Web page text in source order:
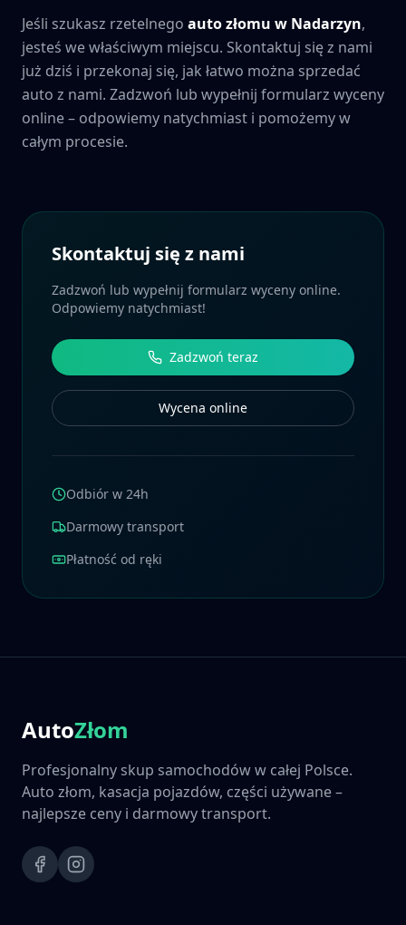
Jeśli szukasz rzetelnego auto złomu w Nadarzyn,
jesteś we właściwym miejscu. Skontaktuj się z nami
już dziś i przekonaj się, jak łatwo można sprzedać
auto z nami. Zadzwoń lub wypełnij formularz wyceny
online – odpowiemy natychmiast i pomożemy w
całym procesie.
Skontaktuj się z nami
Zadzwoń lub wypełnij formularz wyceny online.
Odpowiemy natychmiast!
Zadzwoń teraz
Wycena online
Odbiór w 24h
Darmowy transport
Płatność od ręki
AutoZłom
Profesjonalny skup samochodów w całej Polsce.
Auto złom, kasacja pojazdów, części używane –
najlepsze ceny i darmowy transport.